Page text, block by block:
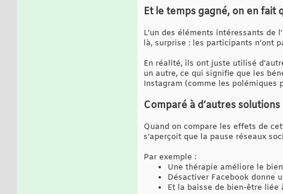
Et le temps gagné, on en fait
L’un des éléments intéressants de
là, surprise : les participants n’ont
En réalité, ils ont juste utilisé
un autre, ce qui signifie que les
Instagram (comme les polémiques
Comparé à d’autres
Quand on compare les effets de
s’aperçoit que la pause réseaux
Par exemple :
Une thérapie améliore le
Désactiver Facebook donne
Et la baisse de bien-être liée